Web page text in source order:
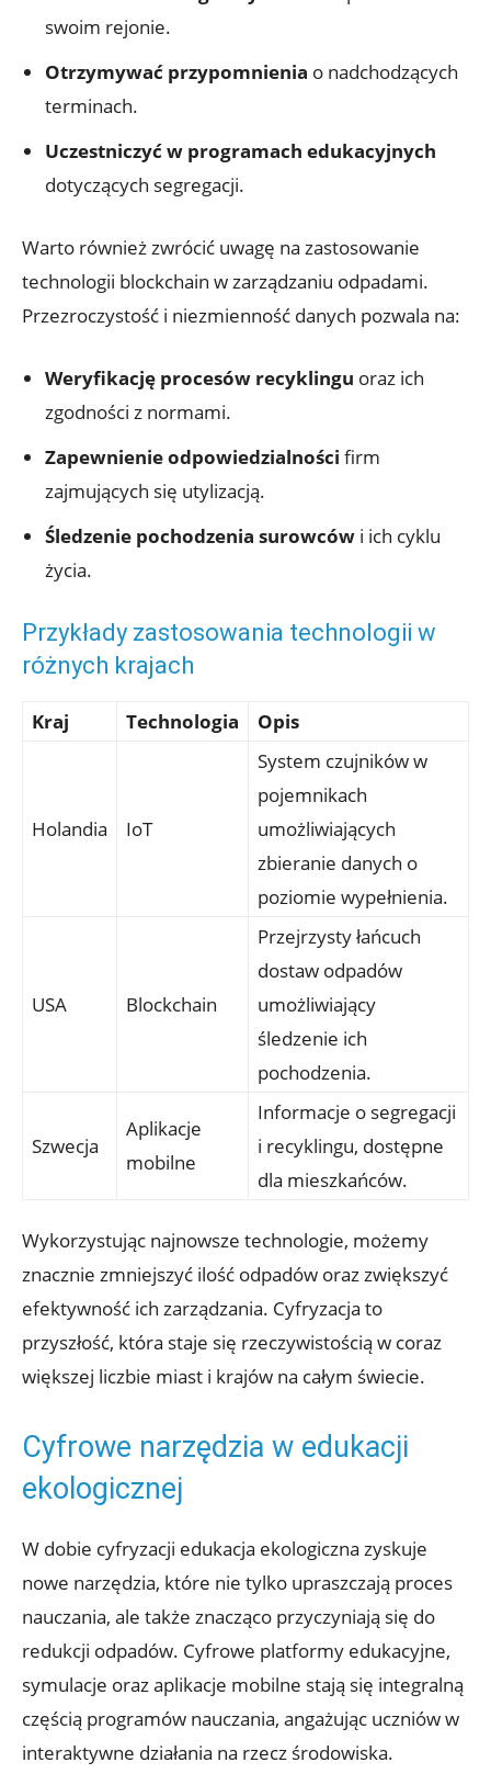
swoim rejonie.
Otrzymywać przypomnienia o nadchodzących
terminach.
Uczestniczyć w programach edukacyjnych
dotyczących segregacji.
Warto również zwrócić uwagę na zastosowanie
technologii blockchain w zarządzaniu odpadami.
Przezroczystość i niezmienność danych pozwala na:
Weryfikację procesów recyklingu oraz ich
zgodności z normami.
Zapewnienie odpowiedzialności firm
zajmujących się utylizacją.
Śledzenie pochodzenia surowców i ich cyklu
życia.
Przykłady zastosowania technologii w
różnych krajach
Kraj Technologia Opis
Holandia IoT
System czujników w
pojemnikach
umożliwiających
zbieranie danych o
poziomie wypełnienia.
USA Blockchain
Przejrzysty łańcuch
dostaw odpadów
umożliwiający
śledzenie ich
pochodzenia.
Szwecja
Aplikacje
mobilne
Informacje o segregacji
i recyklingu, dostępne
dla mieszkańców.
Wykorzystując najnowsze technologie, możemy
znacznie zmniejszyć ilość odpadów oraz zwiększyć
efektywność ich zarządzania. Cyfryzacja to
przyszłość, która staje się rzeczywistością w coraz
większej liczbie miast i krajów na całym świecie.
Cyfrowe narzędzia w edukacji
ekologicznej
W dobie cyfryzacji edukacja ekologiczna zyskuje
nowe narzędzia, które nie tylko upraszczają proces
nauczania, ale także znacząco przyczyniają się do
redukcji odpadów. Cyfrowe platformy edukacyjne,
symulacje oraz aplikacje mobilne stają się integralną
częścią programów nauczania, angażując uczniów w
interaktywne działania na rzecz środowiska.